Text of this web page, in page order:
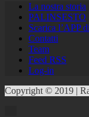
La nostra storia
PALINSESTO
Scarica l’APP
Contatti
Team
Feed RSS
Log-in
Copyright © 2019 |